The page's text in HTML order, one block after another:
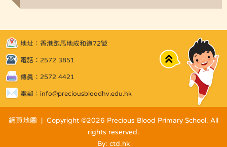
地址：香港跑馬地成和道72號
電話：2572 3851
傳真：2572 4421
電郵： info@preciousbloodhv.edu.hk
Top
網頁地圖 | Copyright ©2026 Precious Blood Primary School. All
rights reserved.
By: ctd.hk